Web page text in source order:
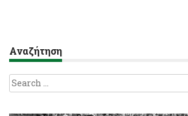
Αναζήτηση
Search
for: